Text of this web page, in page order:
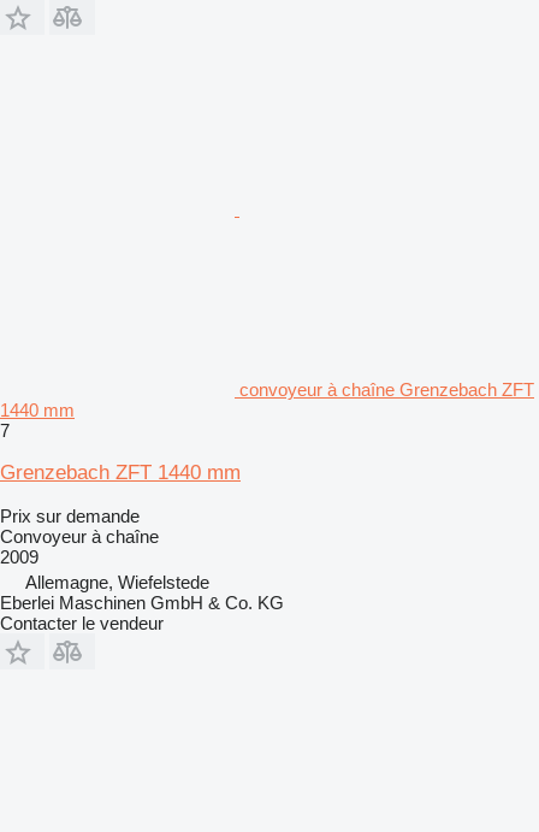
convoyeur à chaîne Grenzebach ZFT
1440 mm
7
Grenzebach ZFT 1440 mm
Prix sur demande
Convoyeur à chaîne
2009
Allemagne, Wiefelstede
Eberlei Maschinen GmbH & Co. KG
Contacter le vendeur